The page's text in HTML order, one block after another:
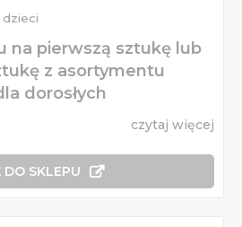
dzieci
na pierwszą sztukę lub
z asortymentu
dorosłych
czytaj więcej
DO SKLEPU